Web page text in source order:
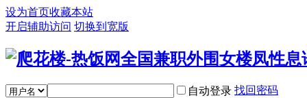
设为首页收藏本站
开启辅助访问 切换到宽版
自动登录 找回密码